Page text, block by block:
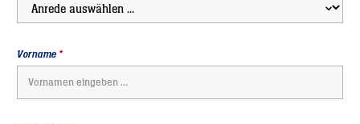
Vorname *